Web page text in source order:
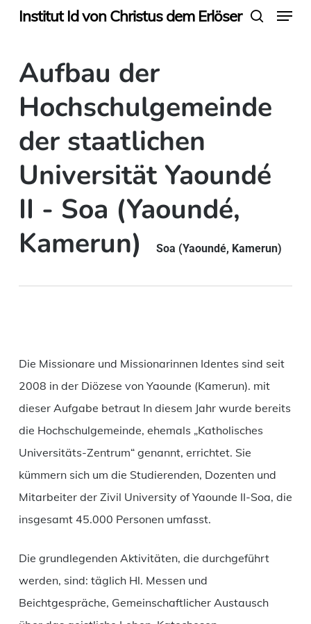
Skip
content
Institut Id von Christus dem Erlöser Menu
Aufbau der
Hochschulgemeinde
der staatlichen
Universität Yaoundé
II - Soa (Yaoundé,
Kamerun)
Soa (Yaoundé, Kamerun)
Die Missionare und Missionarinnen Identes sind seit
2008 in der Diözese von Yaounde (Kamerun). mit
dieser Aufgabe betraut In diesem Jahr wurde bereits
die Hochschulgemeinde, ehemals „Katholisches
Universitäts-Zentrum“ genannt, errichtet. Sie
kümmern sich um die Studierenden, Dozenten und
Mitarbeiter der Zivil University of Yaounde II-Soa, die
insgesamt 45.000 Personen umfasst.
Die grundlegenden Aktivitäten, die durchgeführt
werden, sind: täglich Hl. Messen und
Beichtgespräche, Gemeinschaftlicher Austausch